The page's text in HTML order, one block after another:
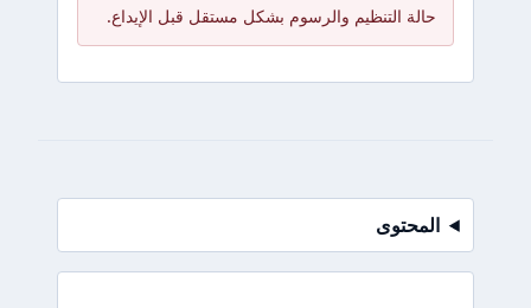
حالة التنظيم والرسوم بشكل مستقل قبل الإيداع.
المحتوى